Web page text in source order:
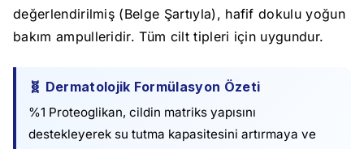
değerlendirilmiş (Belge Şartıyla), hafif dokulu yoğun
bakım ampulleridir. Tüm cilt tipleri için uygundur.
🧬 Dermatolojik Formülasyon Özeti
%1 Proteoglikan, cildin matriks yapısını
destekleyerek su tutma kapasitesini artırmaya ve